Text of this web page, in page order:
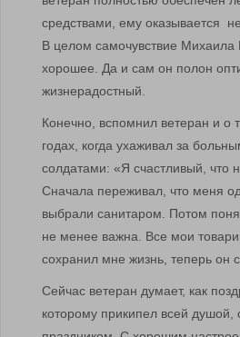
средствами, ему оказывается
В целом самочувствие Михаила
хорошее. Да и сам он полон
жизнерадостный.
Конечно, вспомнил ветеран и о
годах, когда ухаживал за
солдатами: «Я счастливый, что
Сначала переживал, что меня
выбрали санитаром. Потом
не менее важна. Все мои
сохранил мне жизнь, теперь он
Сейчас ветеран думает, как
которому прикипел всей душой,